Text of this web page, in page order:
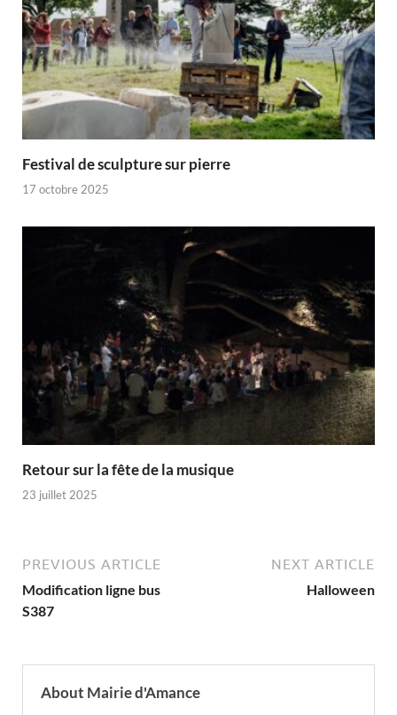
Festival de sculpture sur pierre
17 octobre 2025
Retour sur la fête de la musique
23 juillet 2025
PREVIOUS ARTICLE
Modification ligne bus
S387
NEXT ARTICLE
Halloween
About Mairie d'Amance